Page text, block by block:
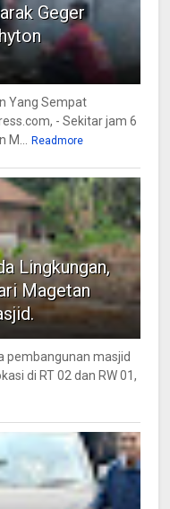
Geger
Yang Sempat
- Sekitar jam 6
Readmore
Lingkungan,
Magetan
pembangunan masjid
di RT 02 dan RW 01,